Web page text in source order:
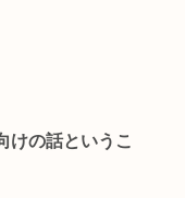
けの話というこ